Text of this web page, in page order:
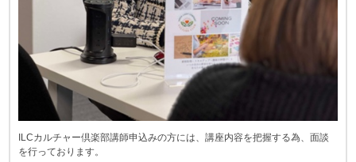
ILCカルチャー倶楽部講師申込みの方には、講座内容を把握する為、面談
を行っております。